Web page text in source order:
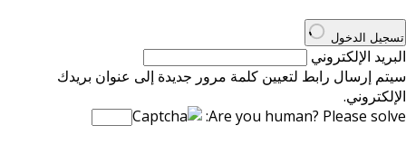
تسجيل الدخول
البريد الإلكتروني
سيتم إرسال رابط لتعيين كلمة مرور جديدة إلى عنوان بريدك
الإلكتروني.
Are you human? Please solve: